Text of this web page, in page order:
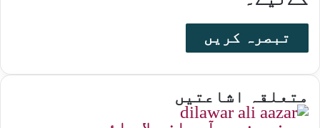
متعلقہ اشاعتیں